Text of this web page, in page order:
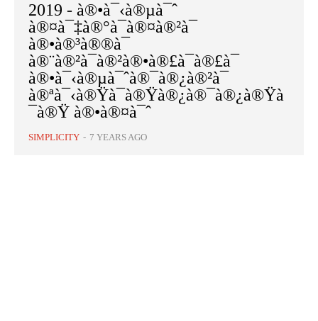
2019 - à®•à¯‹à®µà¯ˆ
à®¤à¯‡à®°à¯à®¤à®²à¯
à®•à®³à®®à¯
à®¨à®²à¯à®²à®•à®£à¯à®£à¯
à®•à¯‹à®µà¯ˆà®¯à®¿à®²à¯
à®ªà¯‹à®Ÿà¯à®Ÿà®¿à®¯à®¿à®Ÿà
¯à®Ÿ à®•à®¤à¯ˆ
SIMPLICITY - 7 YEARS AGO